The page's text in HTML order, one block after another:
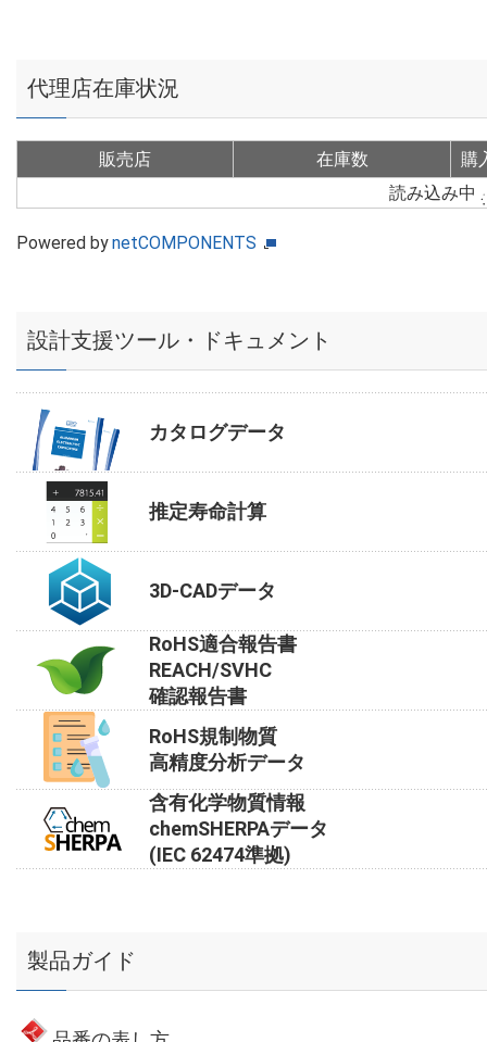
代理店在庫状況
販売店 在庫数
購
読み込み中
Powered bynetCOMPONENTS
設計支援ツール・ドキュメント
カタログデータ
推定寿命計算
3D-CADデータ
RoHS適合報告書
REACH/SVHC
確認報告書
RoHS規制物質
高精度分析データ
含有化学物質情報
chemSHERPAデータ
(IEC 62474準拠)
製品ガイド